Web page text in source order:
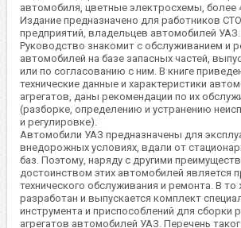
автомобиля, цветные электросхемы, более
Издание предназначено для работников
предприятий, владельцев автомобилей УАЗ.
Руководство знакомит с обслуживанием и
автомобилей на базе запасных частей,
или по согласованию с ним. В книге
технические данные и характеристики
агрегатов, даны рекомендации по их
(разборке, определению и устранению
и регулировке).
Автомобили УАЗ предназначены для
внедорожных условиях, вдали от
баз. Поэтому, наряду с другими
достоинством этих автомобилей является
технического обслуживания и ремонта. В
разработан и выпускается комплект
инструмента и приспособлений для сборки
агрегатов автомобилей УАЗ. Перечень